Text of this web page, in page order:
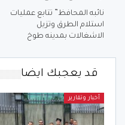
نائبه المحافظ” تتابع عمليات
استلام الطرق وتزيل
الاشغالات بمدينه طوخ
قد يعجبك ايضا
أخبار وتقارير